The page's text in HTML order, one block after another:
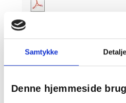
Samtykke
Denne hjemmeside
Relaterede